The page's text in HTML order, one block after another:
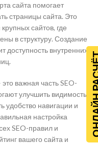
сайта помогает
страницы сайта. Это
сайтов, где
в структуру. Создание
доступность внутренних
важная часть SEO-
улучшить видимость
удобство навигации и
настройка
SEO-правил и
вашего сайта и